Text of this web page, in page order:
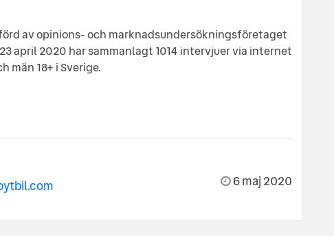
av opinions- och marknadsundersökningsföretaget
23 april 2020 har sammanlagt 1014 intervjuer via internet
män 18+ i Sverige.
6 maj 2020